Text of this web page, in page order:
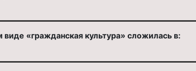
«гражданская культура» сложилась в: